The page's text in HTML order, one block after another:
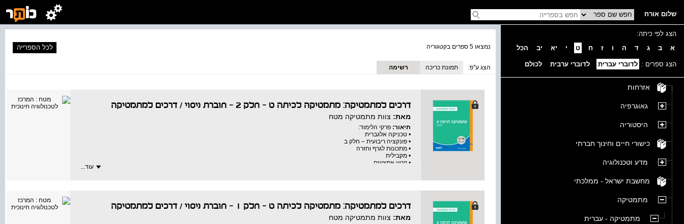
שלום אורח
הצג לפי כיתה:
א
ב ג ד ה ו ז ח ט י יא יב הכל
הצג ספרים : לדוברי עברית לדוברי ערבית לכולם
אזרחות
גאוגרפיה
היסטוריה
כישורי חיים וחינוך חברתי
מדע וטכנולוגיה
מחשבת ישראל - ממלכתי
מתמטיקה
מתמטיקה - עברית
נמצאו 5 ספרים בקטגוריה לכל הספרייה
הצג ע''פ: תמונת כריכה רשימה
דרכים למתמטיקה: מתמטיקה לכיתה ט - חלק 2 - חוברת ניסוי / דרכים למתמטיקה
מאת: צוות מתמטיקה מטח
תיאור: פרקי הלימוד:
• טכניקה אלגברית
• פונקציה ריבועית – חלק ב
• מתכונות לגרף וחזרה
• מקבילית
• קטע אמצעים
עוד...
דרכים למתמטיקה: מתמטיקה לכיתה ט - חלק 1 - חוברת ניסוי / דרכים למתמטיקה
מאת: צוות מתמטיקה מטח